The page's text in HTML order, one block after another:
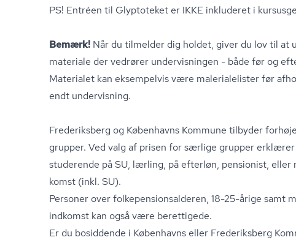
PS! Entréen til Glyptoteket er IKKE inkluderet i
Bemærk! Når du tilmelder dig holdet, giver du lov til at
materiale der vedrører undervisningen - både før og
Materialet kan eksempelvis være ma­le­ri­a­le­li­ster før
endt undervisning.
Frederiksberg og Københavns Kommune tilbyder
grupper. Ved valg af prisen for særlige grupper
studerende på SU, lærling, på efterløn, pensionist,
komst (inkl. SU).
Personer over fol­ke­pen­sions­al­de­ren, 18-25-årige samt
ind­komst kan også være berettigede.
Er du bosiddende i Københavns eller Frederiksberg